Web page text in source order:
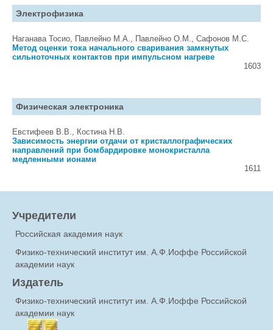
Электрофизика
Наганава Тосио, Павлейно М.А., Павлейно О.М., Сафонов М.С.
Метод оценки тока начального сваривания замкнутых
сильноточных контактов при импульсном нагреве
1603
Физическая электроника
Евстифеев В.В., Костина Н.В.
Зависимость энергии отдачи от кристаллографических
направлений при бомбардировке монокристалла
медленными ионами
1611
Учредители
Российская академия наук
Физико-технический институт им. А.Ф.Иоффе Российской
академии наук
Издатель
Физико-технический институт им. А.Ф.Иоффе Российской
академии наук